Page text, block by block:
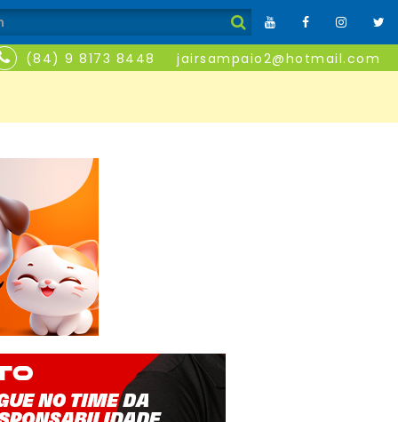
(84) 9 8173 8448 jairsampaio2@hotmail.com